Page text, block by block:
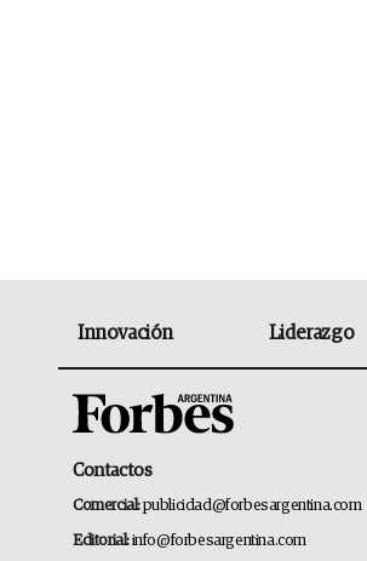
Innovación Liderazgo
Contactos
Comercial:publicidad@forbesargentina.com
Editorial:info@forbesargentina.com